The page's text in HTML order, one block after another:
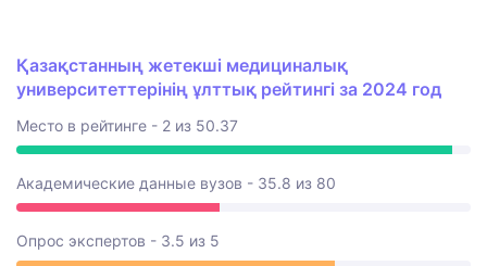
Қазақстанның жетекші медициналық
университеттерінің ұлттық рейтингі за 2024 год
Место в рейтинге - 2 из 50.37
Академические данные вузов - 35.8 из 80
Опрос экспертов - 3.5 из 5